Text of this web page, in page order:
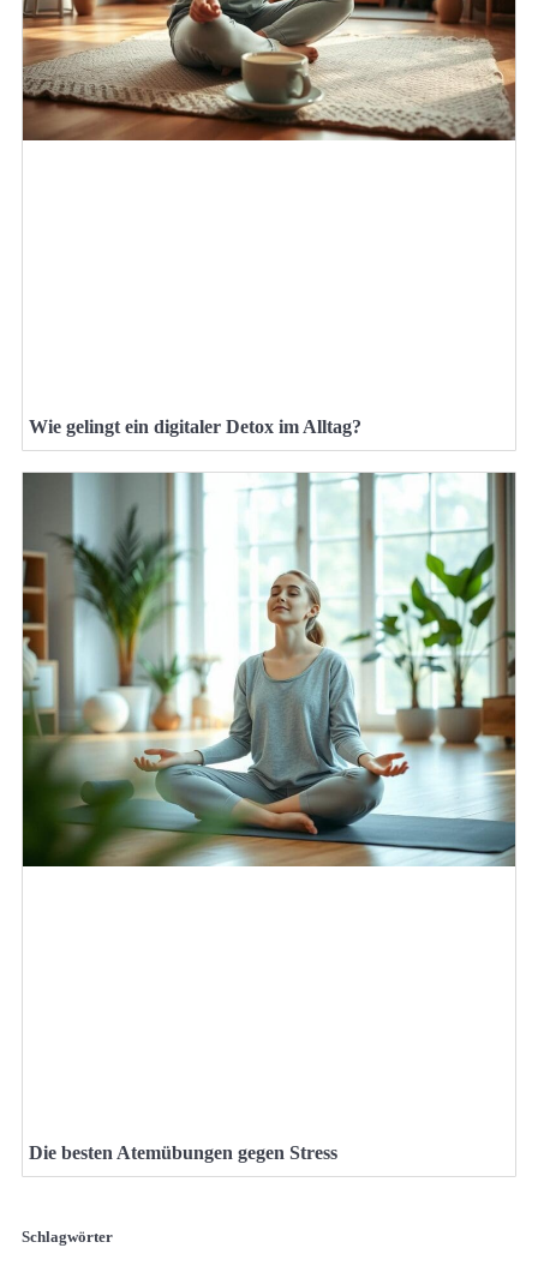
Wie gelingt ein digitaler Detox im Alltag?
Die besten Atemübungen gegen Stress
Schlagwörter